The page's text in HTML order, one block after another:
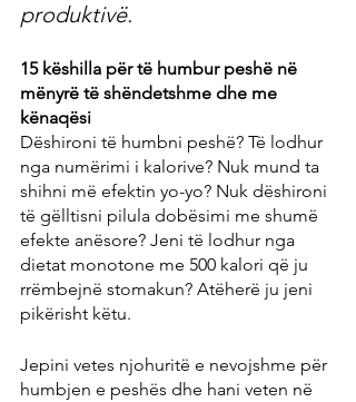
produktivë.
15 këshilla për të humbur peshë në
mënyrë të shëndetshme dhe me
kënaqësi
Dëshironi të humbni peshë? Të lodhur
nga numërimi i kalorive? Nuk mund ta
shihni më efektin yo-yo? Nuk dëshironi
të gëlltisni pilula dobësimi me shumë
efekte anësore? Jeni të lodhur nga
dietat monotone me 500 kalori që ju
rrëmbejnë stomakun? Atëherë ju jeni
pikërisht këtu.
Jepini vetes njohuritë e nevojshme për
humbjen e peshës dhe hani veten në